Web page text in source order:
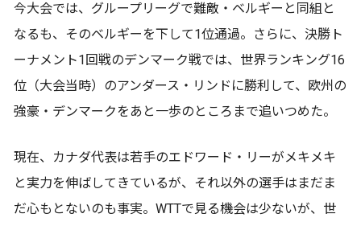
今大会では、グループリーグで難敵・ベルギーと同組と
なるも、そのベルギーを下して1位通過。さらに、決勝ト
ーナメント1回戦のデンマーク戦では、世界ランキング16
位（大会当時）のアンダース・リンドに勝利して、欧州の
強豪・デンマークをあと一歩のところまで追いつめた。
現在、カナダ代表は若手のエドワード・リーがメキメキ
と実力を伸ばしてきているが、それ以外の選手はまだま
だ心もとないのも事実。WTTで見る機会は少ないが、世